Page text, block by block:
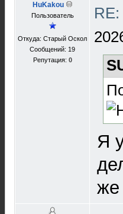
HuKakou
Пользователь
Откуда: Старый Оскол
Сообщений: 19
Репутация: 0
Я
же